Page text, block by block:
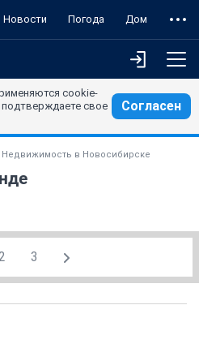
Новости Погода Дом
cookie-
свое
Согласен
Недвижимость в Новосибирске
3